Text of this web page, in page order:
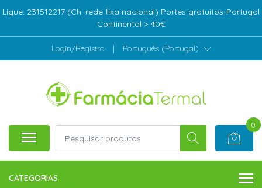
Ligue: 231512217 (Ch. rede fixa nacional) Portes gratuitos-Portugal
Continental > 40€
Login/Registro | Português (Portugal)
0
CATEGORIAS